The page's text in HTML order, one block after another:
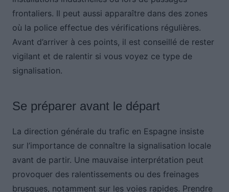
frontaliers. Il peut aussi apparaître dans des zones
où la police effectue des vérifications régulières.
Avant d’arriver à ces points, il est conseillé de rester
vigilant et de ralentir si vous voyez ce type de
signalisation.
Se préparer avant le départ
La direction générale du trafic en Espagne insiste
sur l’importance de connaître la signalisation locale
avant de partir. Une mauvaise interprétation peut
provoquer des ralentissements ou des freinages
brusques, notamment sur les voies rapides. Prendre